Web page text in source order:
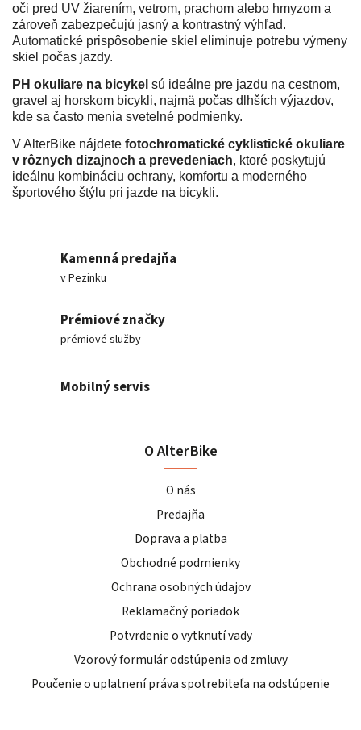
oči pred UV žiarením, vetrom, prachom alebo hmyzom a
zároveň zabezpečujú jasný a kontrastný výhľad.
Automatické prispôsobenie skiel eliminuje potrebu výmeny
skiel počas jazdy.
PH okuliare na bicykel sú ideálne pre jazdu na cestnom,
gravel aj horskom bicykli, najmä počas dlhších výjazdov,
kde sa často menia svetelné podmienky.
V AlterBike nájdete fotochromatické cyklistické okuliare
v rôznych dizajnoch a prevedeniach, ktoré poskytujú
ideálnu kombináciu ochrany, komfortu a moderného
športového štýlu pri jazde na bicykli.
Kamenná predajňa
v Pezinku
Prémiové značky
prémiové služby
Mobilný servis
O AlterBike
O nás
Predajňa
Doprava a platba
Obchodné podmienky
Ochrana osobných údajov
Reklamačný poriadok
Potvrdenie o vytknutí vady
Vzorový formulár odstúpenia od zmluvy
Poučenie o uplatnení práva spotrebiteľa na odstúpenie